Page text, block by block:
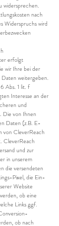
widersprechen.
nach
Widerspruchs wird
erfolgt
wir Ihre bei der
weitergeben.
Abs. 1 lit. f
Interesse an der
und
Die von Ihnen
Daten (z.B. E-
von CleverReach
CleverReach
und zur
in unserem
die versendeten
Pixel, die Ein-
Website
ob eine
Links ggf.
ob nach